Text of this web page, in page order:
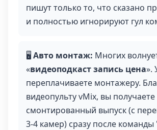
пишут только то, что сказано
и полностью игнорируют гул
🖥 Авто монтаж: Многих
«видеоподкаст запись цена».
переплачиваете монтажеру.
видеопульту vMix, вы получаете
смонтированный выпуск (с
3-4 камер) сразу после команды